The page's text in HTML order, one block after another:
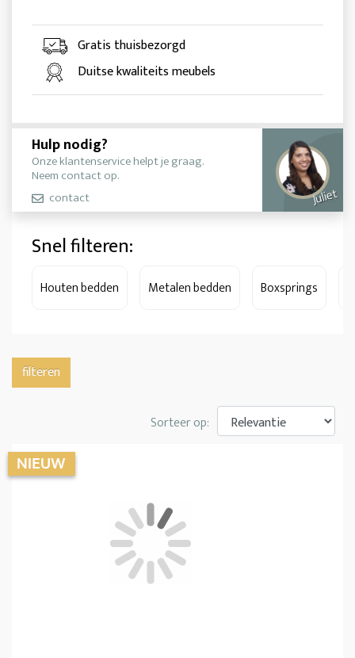
Gratis thuisbezorgd
Duitse kwaliteits meubels
Hulp nodig?
Onze klantenservice helpt je graag.
Neem contact op.
contact
Juliet
Snel filteren:
Houten bedden Metalen bedden Boxsprings
filteren
Sorteer op: